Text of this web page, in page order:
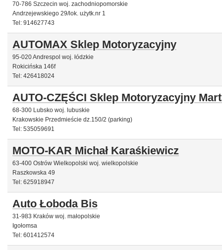
70-786 Szczecin woj. zachodniopomorskie
Andrzejewskiego 29/lok. użytk.nr 1
Tel: 914627743
AUTOMAX Sklep Motoryzacyjny
95-020 Andrespol woj. łódzkie
Rokicińska 146f
Tel: 426418024
AUTO-CZĘŚCI Sklep Motoryzacyjny
68-300 Lubsko woj. lubuskie
Krakowskie Przedmieście dz.150/2 (parking)
Tel: 535059691
MOTO-KAR Michał Karaśkiewicz
63-400 Ostrów Wielkopolski woj. wielkopolskie
Raszkowska 49
Tel: 625918947
Auto Łoboda Bis
31-983 Kraków woj. małopolskie
Igołomsa
Tel: 601412574